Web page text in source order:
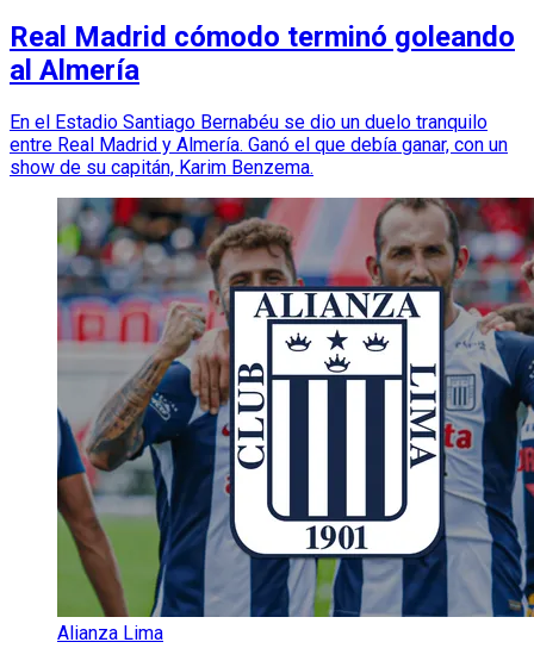
Real Madrid cómodo terminó goleando
al Almería
En el Estadio Santiago Bernabéu se dio un duelo tranquilo
entre Real Madrid y Almería. Ganó el que debía ganar, con un
show de su capitán, Karim Benzema.
Alianza Lima